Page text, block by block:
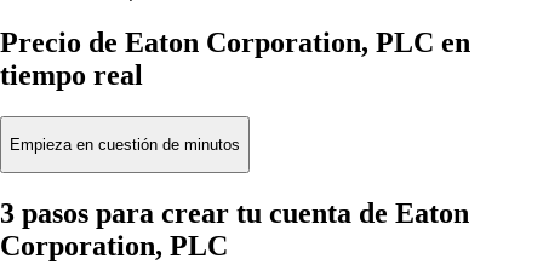
Precio de Eaton Corporation, PLC en
tiempo real
Empieza en cuestión de minutos
3 pasos para crear tu cuenta de Eaton
Corporation, PLC